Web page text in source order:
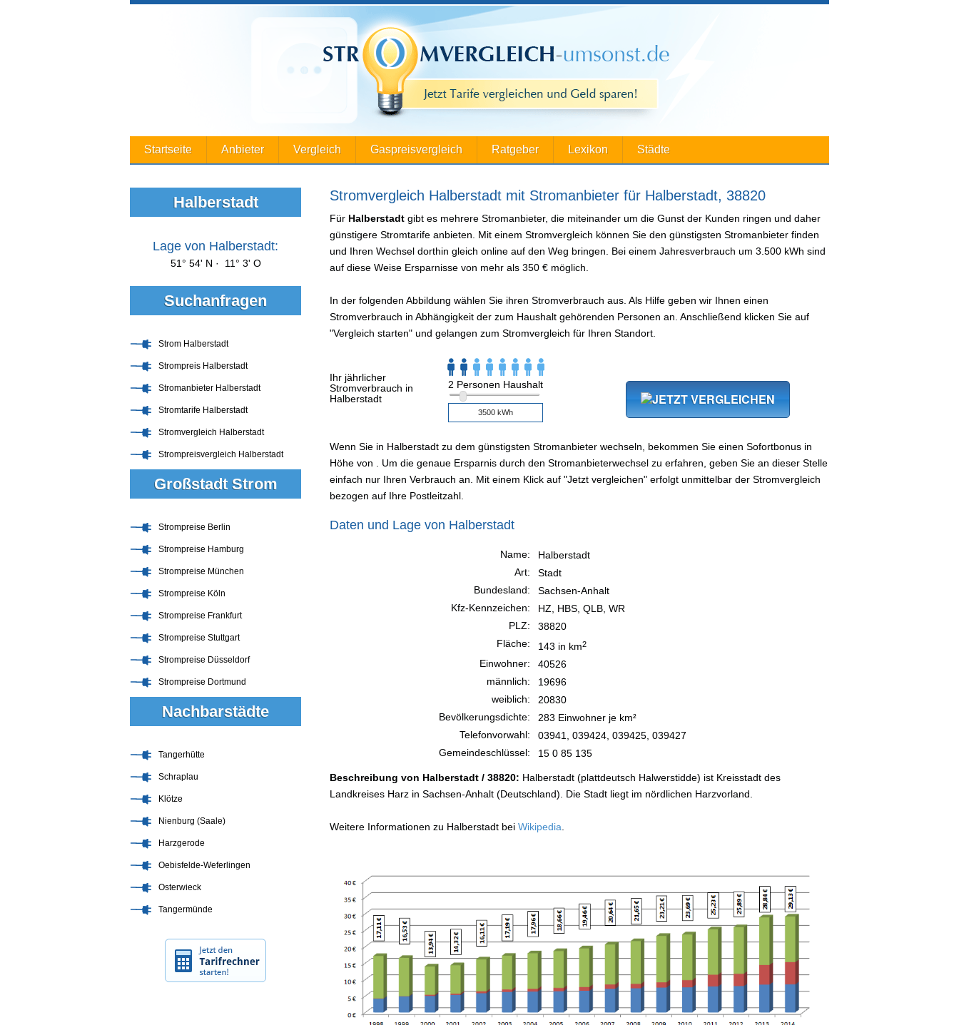
Startseite Anbieter Vergleich Gaspreisvergleich Ratgeber Lexikon Städte
Stromvergleich Halberstadt mit Stromanbieter für Halberstadt, 38820
Für Halberstadt gibt es mehrere Stromanbieter, die miteinander um die Gunst der Kunden ringen und daher
günstigere Stromtarife anbieten. Mit einem Stromvergleich können Sie den günstigsten Stromanbieter finden
und Ihren Wechsel dorthin gleich online auf den Weg bringen. Bei einem Jahresverbrauch um 3.500 kWh sind
auf diese Weise Ersparnisse von mehr als 350 € möglich.
In der folgenden Abbildung wählen Sie ihren Stromverbrauch aus. Als Hilfe geben wir Ihnen einen
Stromverbrauch in Abhängigkeit der zum Haushalt gehörenden Personen an. Anschließend klicken Sie auf
"Vergleich starten" und gelangen zum Stromvergleich für Ihren Standort.
Ihr jährlicher
Stromverbrauch in
Halberstadt
2 Personen Haushalt
Wenn Sie in Halberstadt zu dem günstigsten Stromanbieter wechseln, bekommen Sie einen Sofortbonus in
Höhe von . Um die genaue Ersparnis durch den Stromanbieterwechsel zu erfahren, geben Sie an dieser Stelle
einfach nur Ihren Verbrauch an. Mit einem Klick auf "Jetzt vergleichen" erfolgt unmittelbar der Stromvergleich
bezogen auf Ihre Postleitzahl.
Daten und Lage von Halberstadt
Name:
Halberstadt
Art:
Stadt
Bundesland:
Sachsen-Anhalt
Kfz-Kennzeichen:
HZ, HBS, QLB, WR
PLZ:
38820
Fläche:
143 in km2
Einwohner:
40526
männlich:
19696
weiblich:
20830
Bevölkerungsdichte:
283 Einwohner je km²
Telefonvorwahl:
03941, 039424, 039425, 039427
Gemeindeschlüssel:
15 0 85 135
Beschreibung von Halberstadt / 38820: Halberstadt (plattdeutsch Halwerstidde) ist Kreisstadt des
Landkreises Harz in Sachsen-Anhalt (Deutschland). Die Stadt liegt im nördlichen Harzvorland.
Weitere Informationen zu Halberstadt bei Wikipedia
Halberstadt
Lage von Halberstadt:
51° 54' N · 11° 3' O
Suchanfragen
Strom Halberstadt
Strompreis Halberstadt
Stromanbieter Halberstadt
Stromtarife Halberstadt
Stromvergleich Halberstadt
Strompreisvergleich Halberstadt
Großstadt Strom
Strompreise Berlin
Strompreise Hamburg
Strompreise München
Strompreise Köln
Strompreise Frankfurt
Strompreise Stuttgart
Strompreise Düsseldorf
Strompreise Dortmund
Nachbarstädte
Tangerhütte
Schraplau
Klötze
Nienburg (Saale)
Harzgerode
Oebisfelde-Weferlingen
Osterwieck
Tangermünde